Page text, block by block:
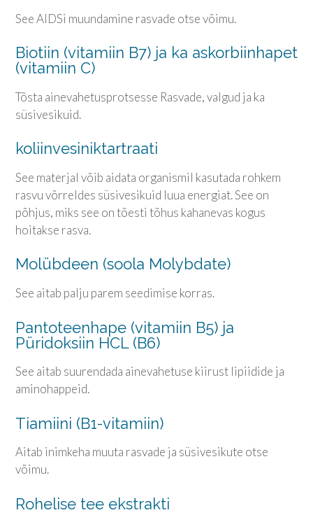
See AIDSi muundamine rasvade otse võimu.
Biotiin (vitamiin B7) ja ka askorbiinhapet
(vitamiin C)
Tõsta ainevahetusprotsesse Rasvade, valgud ja ka
süsivesikuid.
koliinvesiniktartraati
See materjal võib aidata organismil kasutada rohkem
rasvu võrreldes süsivesikuid luua energiat. See on
põhjus, miks see on tõesti tõhus kahanevas kogus
hoitakse rasva.
Molübdeen (soola Molybdate)
See aitab palju parem seedimise korras.
Pantoteenhape (vitamiin B5) ja
Püridoksiin HCL (B6)
See aitab suurendada ainevahetuse kiirust lipiidide ja
aminohappeid.
Tiamiini (B1-vitamiin)
Aitab inimkeha muuta rasvade ja süsivesikute otse
võimu.
Rohelise tee ekstrakti